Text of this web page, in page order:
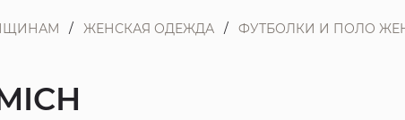
ЖЕНСКАЯ ОДЕЖДА ФУТБОЛКИ И ПОЛО